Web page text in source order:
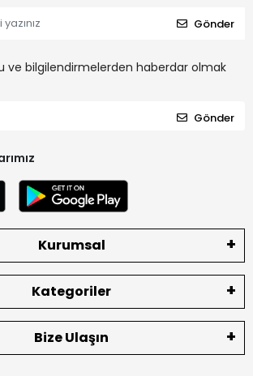
Gönder
ve bilgilendirmelerden haberdar olmak
Gönder
Kurumsal
Kategoriler
Bize Ulaşın